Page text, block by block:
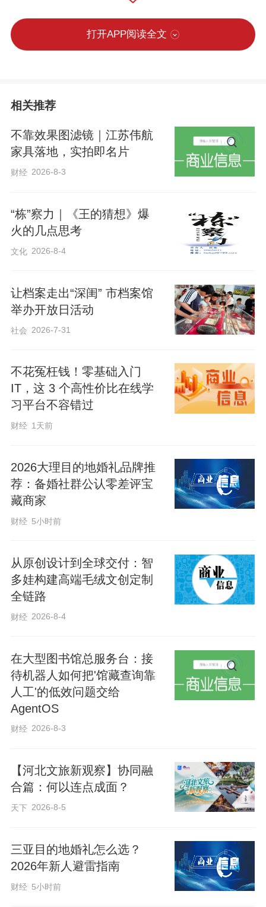
来，习近平始终心系西藏、情系西藏，亲
自为新时代西藏工作谋篇布局，推动西藏
各项事业取得全方位进步、历史性成就。
的项目，在西藏可以感受到自由、和平与
安宁，可以看到大家正在共同努力，创造
一个更加繁荣的未来。
打开APP阅读全文
相关推荐
不靠效果图滤镜｜江苏伟航
家具落地，实拍即名片
财经 2026-8-3
“栋”察力｜《王的猜想》爆
火的几点思考
文化 2026-8-4
让档案走出“深闺” 市档案馆
举办开放日活动
社会 2026-7-31
不花冤枉钱！零基础入门
IT，这 3 个高性价比在线学
习平台不容错过
财经 1天前
2026大理目的地婚礼品牌推
荐：备婚社群公认零差评宝
藏商家
财经 5小时前
从原创设计到全球交付：智
多娃构建高端毛绒文创定制
全链路
财经 2026-8-4
在大型图书馆总服务台：接
待机器人如何把'馆藏查询靠
人工'的低效问题交给
AgentOS
财经 2026-8-3
【河北文旅新观察】协同融
合篇：何以连点成面？
天下 2026-8-5
三亚目的地婚礼怎么选？
2026年新人避雷指南
财经 5小时前